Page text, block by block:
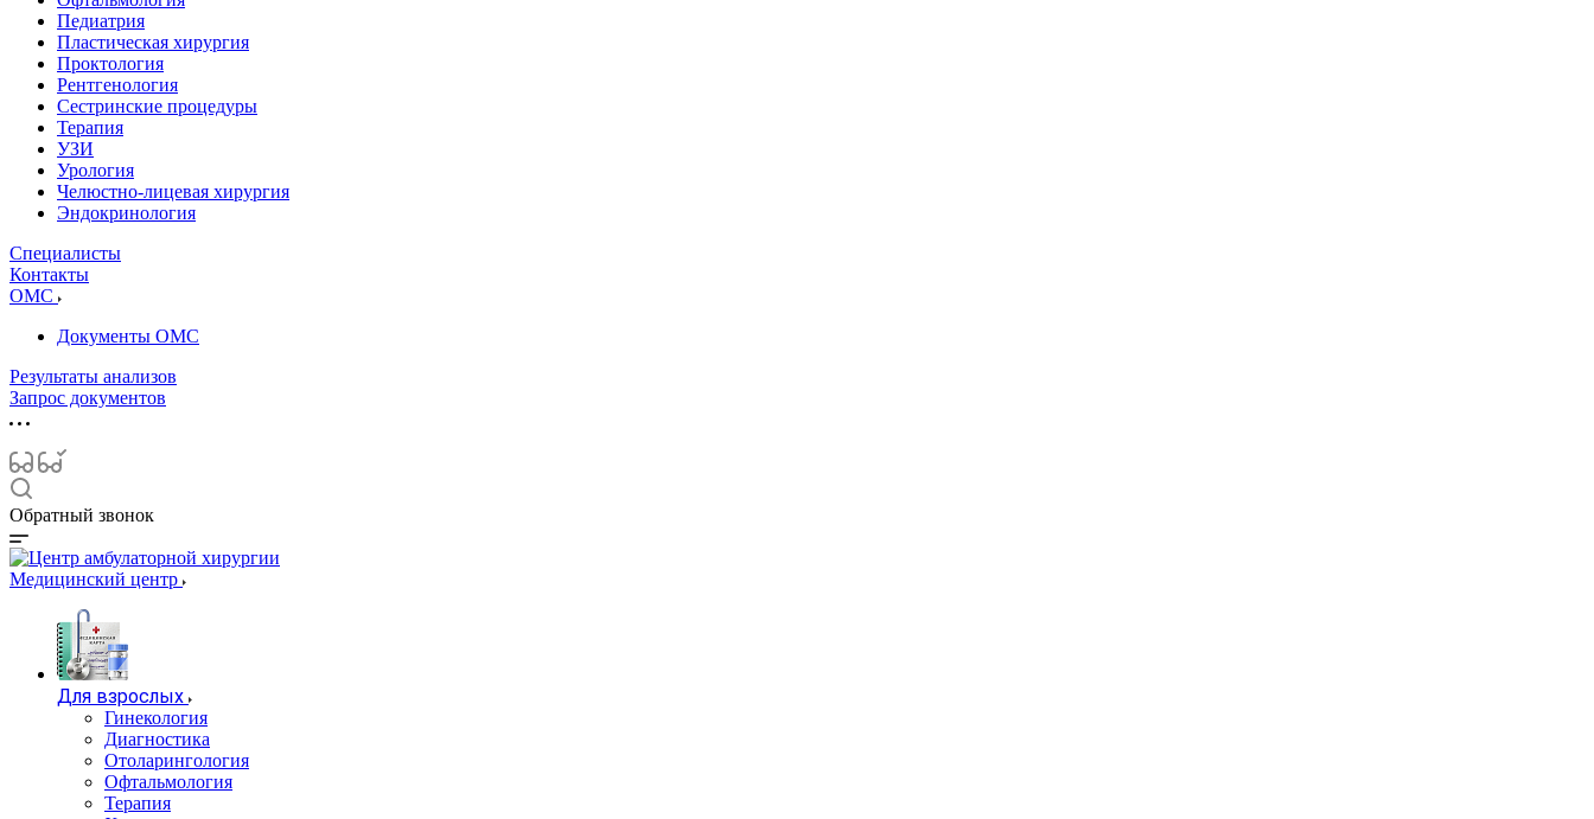
Педиатрия
Пластическая хирургия
Проктология
Рентгенология
Сестринские процедуры
Терапия
УЗИ
Урология
Челюстно-лицевая хирургия
Эндокринология
Специалисты
Контакты
ОМС
Документы ОМС
Результаты анализов
Запрос документов
Обратный звонок
Медицинский центр
Для взрослых
Гинекология
Диагностика
Отоларингология
Офтальмология
Терапия